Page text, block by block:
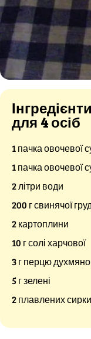
Інгредієнти
для 4 осіб
1 пачка овочевої
1 пачка овочевої
2 літри води
200 г свинячої
2 картоплини
10 г солі харчової
3 г перцю
5 г зелені
2 плавлених сирки